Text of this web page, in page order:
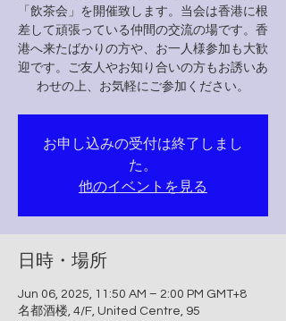
「飲茶会」を開催致します。当会は香港に根
差して頑張っている仲間の交流の場です。香
港へ来たばかりの方や、お一人様参加も大歓
迎です。ご友人やお知り合いの方もお誘いあ
わせの上、お気軽にご参加ください。
お申し込みの受付は終了しまし
た。
他のイベントを見る
日時・場所
Jun 06, 2025, 11:50 AM – 2:00 PM GMT+8
名都酒楼, 4/F, United Centre, 95